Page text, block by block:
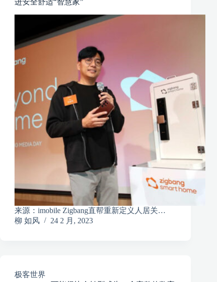
进安全舒适“智慧家”
来源：imobile Zigbang直帮重新定义人居关…
柳 如风
24 2 月, 2023
极客世界